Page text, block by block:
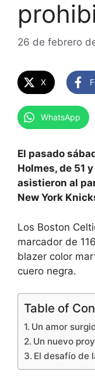
26 de febrero
X
WhatsApp
El pasado
Holmes, de 51
asistieron al
New York
Los Boston
marcador de
blazer color
cuero negra.
Table of
Un amor
Un nuevo
El desafío de